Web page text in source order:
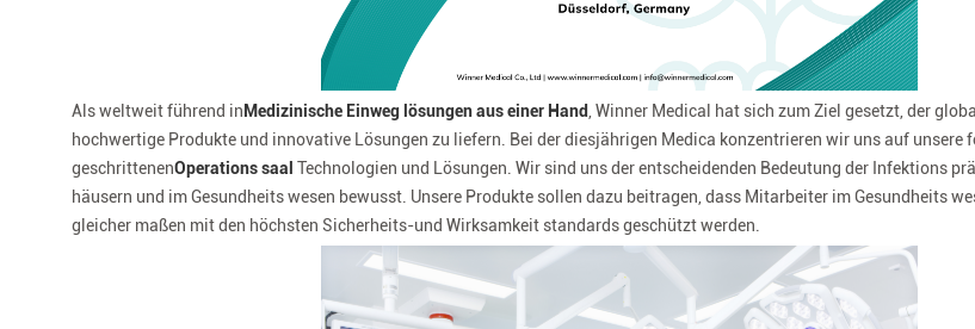
Als weltweit führend in Medizinische Einweg lösungen aus einer Hand , Winner Medical hat sich zum Ziel gesetzt, der
hochwertige Produkte und innovative Lösungen zu liefern. Bei der diesjährigen Medica konzentrieren wir uns auf unsere
geschrittenenOperations saal Technologien und Lösungen. Wir sind uns der entscheidenden Bedeutung der Infektions
häusern und im Gesundheits wesen bewusst. Unsere Produkte sollen dazu beitragen, dass Mitarbeiter im Gesundheits
gleicher maßen mit den höchsten Sicherheits-und Wirksamkeit standards geschützt werden.